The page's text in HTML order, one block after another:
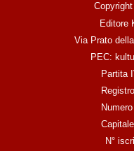
Editore
Via Prato
PEC:
Partita
N°